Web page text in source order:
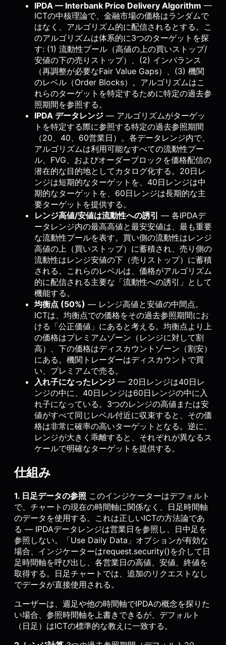
IPDA — Interbank Price Delivery Algorithm —
ICTの中核理論で、金融市場の価格はランダムで
はなく、アルゴリズム的に配信されるとする。こ
のアルゴリズムは体系的に3つのターゲットを探
す: (1) 流動性プール（高値の上の買いストップ/
安値の下の売りストップ）、(2) インバランス
（再調整が必要なFair Value Gaps）、(3) 機関
のレベル（Order Blocks）。アルゴリズムはこ
れらのターゲットを特定するために特定の過去参
照期間を参照する。
IPDA データレンジ — アルゴリズムがターゲッ
トを特定する際に参照する特定の過去参照期間
（20、40、60営業日）。各データレンジ内で、
アルゴリズムは利用可能なすべての流動性プー
ル、FVG、およびオーダーブロックを価格配信の
潜在的な目的地としてカタログ化する。20日レ
ンジは短期的なターゲットを、40日レンジは中
期的なターゲットを、60日レンジは長期的な主
要ターゲットを提供する。
レンジ高値/安値は流動性への誘引 — 各IPDAデ
ータレンジ内の最高高値と最安安値は、最も重要
な流動性プールを表す。買い側の流動性はレンジ
高値の上（買いストップ）に蓄積され、売り側の
流動性はレンジ安値の下（売りストップ）に蓄積
される。これらのレベルは、価格がアルゴリズム
的に配信される主要な「流動性への誘引」として
機能する。
均衡点 (50%) — レンジ高値と安値の中間点。
ICTは、均衡点での価格をその過去参照期間にお
ける「公正価値」にあると考える。均衡点より上
の価格はプレミアムゾーン（レンジに対して割
高）、下の価格はディスカウントゾーン（割安）
にある。機関トレーダーはディスカウントで買
い、プレミアムで売る。
入れ子になったレンジ — 20日レンジは40日レ
ンジの中に、40日レンジは60日レンジの中に入
れ子になっている。3つのレンジの高値または安
値がすべて同じレベル付近に収束すると、その価
格は非常に確率の高いターゲットとなる。逆に、
レンジが大きく乖離すると、それぞれが異なるス
ケールで明確なターゲットを提供する。
仕組み
1. 日足データの参照 このインジケーターはデフォルト
で、チャートの現在の時間軸に関係なく、日足時間軸
のデータを使用する。これは正しいICTの方法論であ
る — IPDAデータレンジは営業日を参照し、日中足を
参照しない。「Use Daily Data」オプションが有効な
場合、インジケーターはrequest.security()を介して日
足時間軸を呼び出し、各営業日の高値、安値、終値を
取得する。日足チャートでは、追加のリクエストなし
でデータが直接使用される。
ユーザーは、週足や他の時間軸でIPDAの概念を探りた
い場合、参照時間軸を上書きできるが、デフォルト
（日足）はICTの標準的な教えに一致する。